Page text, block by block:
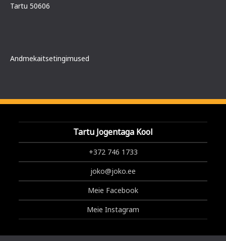
Tartu 50606
Andmekaitsetingimused
Tartu Jogentaga Kool
+372 746 1733
joko@joko.ee
Meie Facebook
Meie Instagram